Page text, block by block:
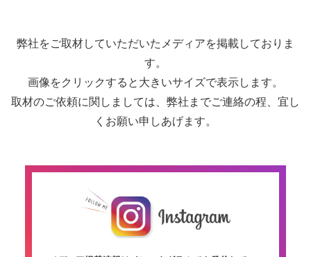
弊社をご取材していただいたメディアを掲載しておりま
す。
画像をクリックすると大きいサイズで表示します。
取材のご依頼に関しましては、弊社までご連絡の程、宜し
くお願い申しあげます。